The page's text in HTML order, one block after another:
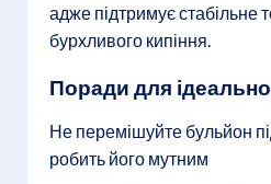
адже підтримує стабільне
бурхливого кипіння.
Поради для
Не перемішуйте бульйон
робить його мутним